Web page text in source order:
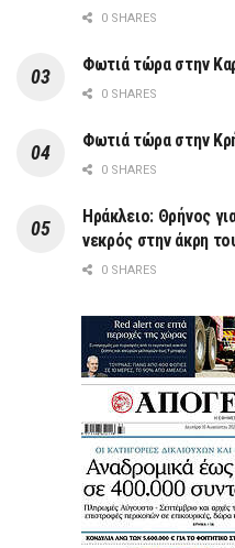
0 SHARES
Φωτιά τώρα στην
0 SHARES
Φωτιά τώρα στην
0 SHARES
Ηράκλειο: Θρήνος
νεκρός στην άκρη
0 SHARES